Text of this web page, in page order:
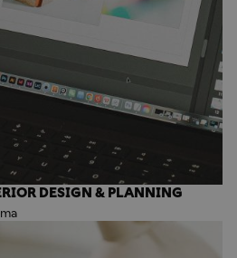
DESIGN & PLANNING